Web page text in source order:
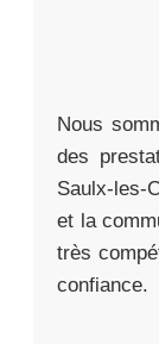
Nous
des
Saulx-les-
et la
très
confiance.